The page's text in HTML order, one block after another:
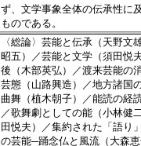
ず、文学事象全体の伝承性に
ものである。
〈総論〉芸能と伝承（天野
昭五）／芸能と文学（須田悦
後（木部英弘）／渡来芸能の
芸態（山路興造）／地方諸国
曲舞（植木朝子）／能読の経
／歌舞劇としての能（小林健
田悦夫）／集約された「語り
の芸能─踊念仏と風流（大森